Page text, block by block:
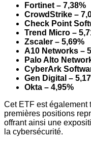
Fortinet – 7,38%
CrowdStrike –
Check Point
Trend Micro –
Zscaler – 5,69%
A10 Networks –
Palo Alto
CyberArk
Gen Digital –
Okta – 4,95%
Cet ETF est également
premières positions
offrant ainsi une
la cybersécurité.